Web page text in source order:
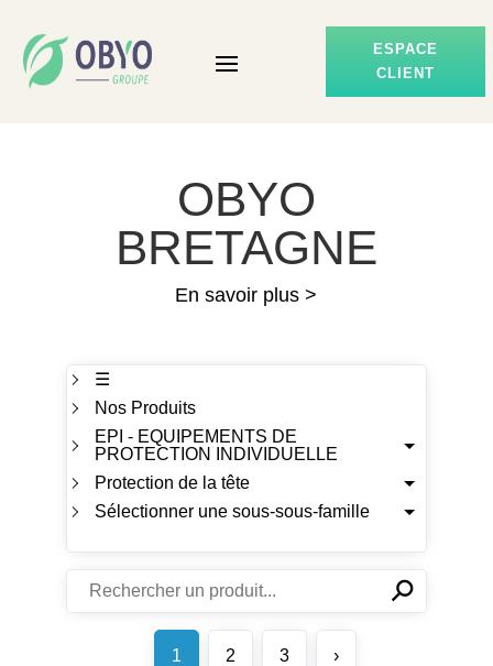
ESPACE
CLIENT
OBYO
BRETAGNE
En savoir plus >
☰
Nos Produits
EPI - EQUIPEMENTS DE
PROTECTION INDIVIDUELLE
Protection de la tête
Sélectionner une sous-sous-famille
✕⚲
1 2 3 ›